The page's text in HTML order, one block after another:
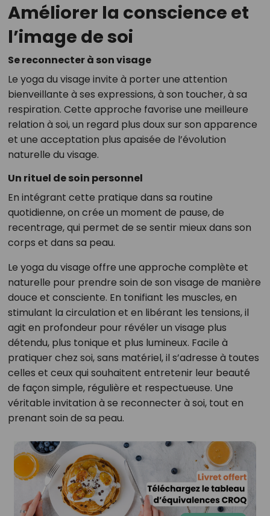
Améliorer la conscience et
l’image de soi
Se reconnecter à son visage
Le yoga du visage invite à porter une attention
bienveillante à ses expressions, à son toucher, à sa
respiration. Cette approche favorise une meilleure
relation à soi, un regard plus doux sur son apparence
et une acceptation plus apaisée de l’évolution
naturelle du visage.
Un rituel de soin personnel
En intégrant cette pratique dans sa routine
quotidienne, on crée un moment de pause, de
recentrage, qui permet de se sentir mieux dans son
corps et dans sa peau.
Le yoga du visage offre une approche complète et
naturelle pour prendre soin de son visage de manière
douce et consciente. En tonifiant les muscles, en
stimulant la circulation et en libérant les tensions, il
agit en profondeur pour révéler un visage plus
détendu, plus tonique et plus lumineux. Facile à
pratiquer chez soi, sans matériel, il s’adresse à toutes
celles et ceux qui souhaitent entretenir leur beauté
de façon simple, régulière et respectueuse. Une
véritable invitation à se reconnecter à soi, tout en
prenant soin de sa peau.